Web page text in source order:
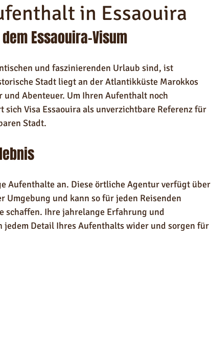
in Essaouira
Essaouira-Visum
und faszinierenden Urlaub sind, ist
Stadt liegt an der Atlantikküste Marokkos
Abenteuer. Um Ihren Aufenthalt noch
Visa Essaouira als unverzichtbare Referenz für
Stadt.
Aufenthalte an. Diese örtliche Agentur verfügt über
Umgebung und kann so für jeden Reisenden
schaffen. Ihre jahrelange Erfahrung und
jedem Detail Ihres Aufenthalts wider und sorgen für